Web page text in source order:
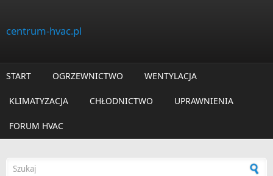
centrum-hvac.pl
START OGRZEWNICTWO WENTYLACJA
KLIMATYZACJA CHŁODNICTWO UPRAWNIENIA
FORUM HVAC
Formularz wyszukiwania